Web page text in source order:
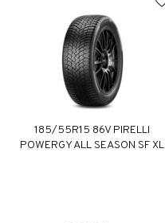
185/55R15 86V PIRELLI
POWERGY ALL SEASON SF XL